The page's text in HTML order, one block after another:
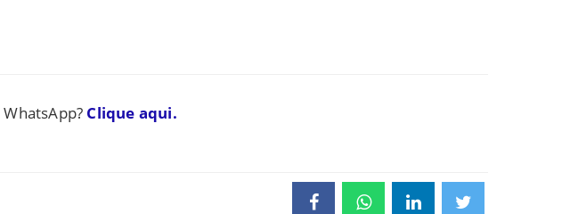
Clique aqui.